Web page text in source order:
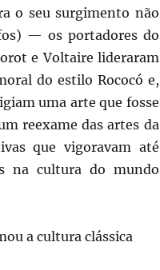
o seu surgimento não
— os portadores do
e Voltaire lideraram
do estilo Rococó e,
uma arte que fosse
reexame das artes da
que vigoravam até
na cultura do mundo
a cultura clássica